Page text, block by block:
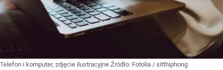
Telefon i komputer, zdjęcie ilustracyjne Źródło: Fotolia / sitthiphong